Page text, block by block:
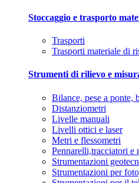
Stoccaggio e trasporto
Trasporti
Trasporti materiale di
Strumenti di rilievo e
Bilance, pese a ponte,
Distanziometri
Livelle manuali
Livelli ottici e laser
Metri e flessometri
Pennarelli,tracciatori e
Strumentazioni
Strumentazioni per